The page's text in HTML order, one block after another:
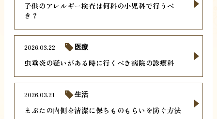
子供のアレルギー検査は何科の小児科で行うべ
き？
虫垂炎の疑いがある時に行くべき病院の診療科
2026.03.22 医療
まぶたの内側を清潔に保ちものもらいを防ぐ方法
2026.03.21 生活